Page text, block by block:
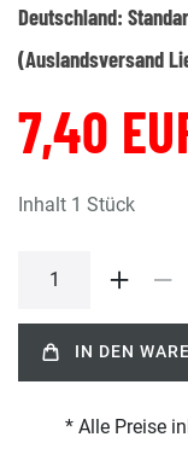
Deutschland:
(Auslandsversand
7,40
Inhalt 1 Stück
IN DEN
* Alle Preise